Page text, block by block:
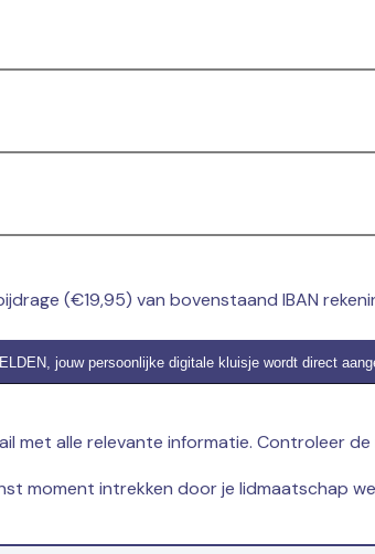
(€19,95) van bovenstaand IBAN
jouw persoonlijke digitale kluisje wordt direct
met alle relevante informatie. Controleer
moment intrekken door je lidmaatschap